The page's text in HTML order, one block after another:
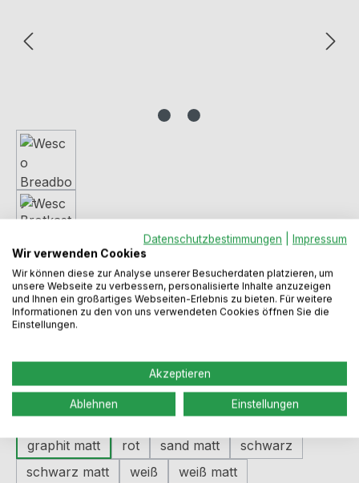
Regulärer Preis:
69,99 €
Preise inkl. MwSt. zzgl. Versandkosten
Sofort verfügbar, Lieferzeit: 2-5 Werktage
Farbeauswählen
graphit matt
rot sand matt
schwarz
schwarz matt
weiß weiß matt
Datenschutzbestimmungen
Impressum
Wir verwenden Cookies
Wir können diese zur Analyse unserer Besucherdaten platzieren, um
unsere Webseite zu verbessern, personalisierte Inhalte anzuzeigen
und Ihnen ein großartiges Webseiten-Erlebnis zu bieten. Für weitere
Informationen zu den von uns verwendeten Cookies öffnen Sie die
Einstellungen.
Akzeptieren
Ablehnen Einstellungen